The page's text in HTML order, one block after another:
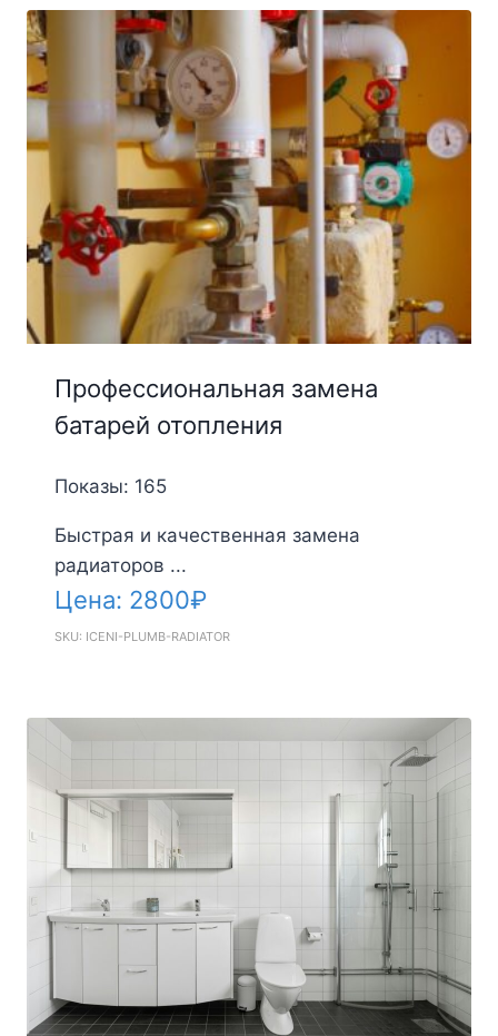
Профессиональная замена
батарей отопления
Показы: 165
Быстрая и качественная замена
радиаторов ...
Цена: 2800₽
SKU: ICENI-PLUMB-RADIATOR